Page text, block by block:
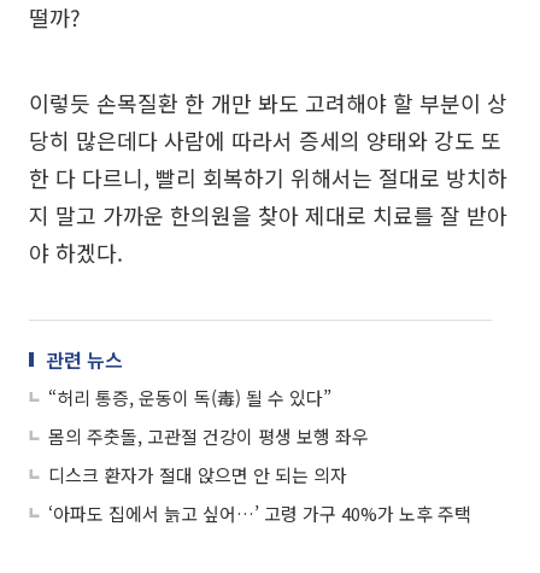
떨까?
이렇듯 손목질환 한 개만 봐도 고려해야 할 부분이 상
당히 많은데다 사람에 따라서 증세의 양태와 강도 또
한 다 다르니, 빨리 회복하기 위해서는 절대로 방치하
지 말고 가까운 한의원을 찾아 제대로 치료를 잘 받아
야 하겠다.
관련 뉴스
“허리 통증, 운동이 독(毒) 될 수 있다”
몸의 주춧돌, 고관절 건강이 평생 보행 좌우
디스크 환자가 절대 앉으면 안 되는 의자
‘아파도 집에서 늙고 싶어…’ 고령 가구 40%가 노후 주택